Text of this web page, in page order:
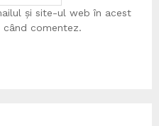
și site-ul web în acest
comentez.